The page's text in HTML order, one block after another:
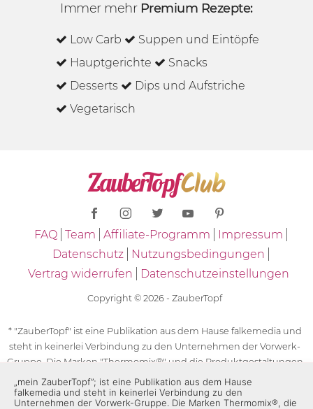
Immer mehr Premium Rezepte:
Low Carb
Suppen und Eintöpfe
Hauptgerichte
Snacks
Desserts
Dips und Aufstriche
Vegetarisch
FAQ Team Affiliate-Programm
Impressum
Datenschutz
Nutzungsbedingungen
Vertrag widerrufen
Datenschutzeinstellungen
Copyright © 2026 - ZauberTopf
* "ZauberTopf" ist eine Publikation aus dem Hause falkemedia und
steht in keinerlei Verbindung zu den Unternehmen der Vorwerk-
Gruppe. Die Marken "Thermomix®" und die Produktgestaltungen
des "Thermomix®" sind eingetragene Marken der Unternehmen
der Vorwerk-Gruppe. Die Marken Thermomix®, die Zeichen TM5®,
„mein ZauberTopf”; ist eine Publikation aus dem Hause
falkemedia und steht in keinerlei Verbindung zu den
Unternehmen der Vorwerk-Gruppe. Die Marken Thermomix®, die